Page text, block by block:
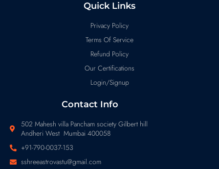
Quick Links
Privacy Policy
Terms Of Service
Refund Policy
Our Certifications
Login/Signup
Contact Info
502 Mahesh villa Pancham society Gilbert hill
Andheri West Mumbai 400058
+91-790-0037-153
sshreeastrovastu@gmail.com